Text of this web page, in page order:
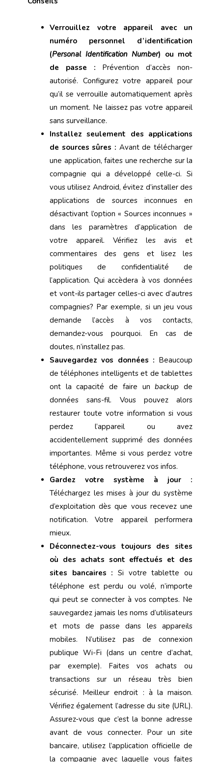
Verrouillez votre appareil avec un
numéro personnel d’identification
(Personal Identification Number) ou mot
de passe : Prévention d’accès non-
autorisé. Configurez votre appareil pour
qu’il se verrouille automatiquement après
un moment. Ne laissez pas votre appareil
sans surveillance.
Installez seulement des applications
de sources sûres : Avant de télécharger
une application, faites une recherche sur la
compagnie qui a développé celle-ci. Si
vous utilisez Android, évitez d’installer des
applications de sources inconnues en
désactivant l’option « Sources inconnues »
dans les paramètres d’application de
votre appareil. Vérifiez les avis et
commentaires des gens et lisez les
politiques de confidentialité de
l’application. Qui accèdera à vos données
et vont-ils partager celles-ci avec d’autres
compagnies? Par exemple, si un jeu vous
demande l’accès à vos contacts,
demandez-vous pourquoi. En cas de
doutes, n’installez pas.
Sauvegardez vos données : Beaucoup
de téléphones intelligents et de tablettes
ont la capacité de faire un backup de
données sans-fil. Vous pouvez alors
restaurer toute votre information si vous
perdez l’appareil ou avez
accidentellement supprimé des données
importantes. Même si vous perdez votre
téléphone, vous retrouverez vos infos.
Gardez votre système à jour :
Téléchargez les mises à jour du système
d’exploitation dès que vous recevez une
notification. Votre appareil performera
mieux.
Déconnectez-vous toujours des sites
où des achats sont effectués et des
sites bancaires : Si votre tablette ou
téléphone est perdu ou volé, n’importe
qui peut se connecter à vos comptes. Ne
sauvegardez jamais les noms d’utilisateurs
et mots de passe dans les appareils
mobiles. N’utilisez pas de connexion
publique Wi-Fi (dans un centre d’achat,
par exemple). Faites vos achats ou
transactions sur un réseau très bien
sécurisé. Meilleur endroit : à la maison.
Vérifiez également l’adresse du site (URL).
Assurez-vous que c’est la bonne adresse
avant de vous connecter. Pour un site
bancaire, utilisez l’application officielle de
la compagnie avec laquelle vous faites